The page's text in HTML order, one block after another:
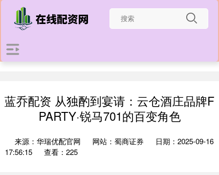
蓝乔配资 从独酌到宴请：云仓酒庄品牌F
PARTY·锐马701的百变角色
来源：华瑞优配官网 网站：蜀商证券
日期：2025-09-16
17:56:15
查看：225